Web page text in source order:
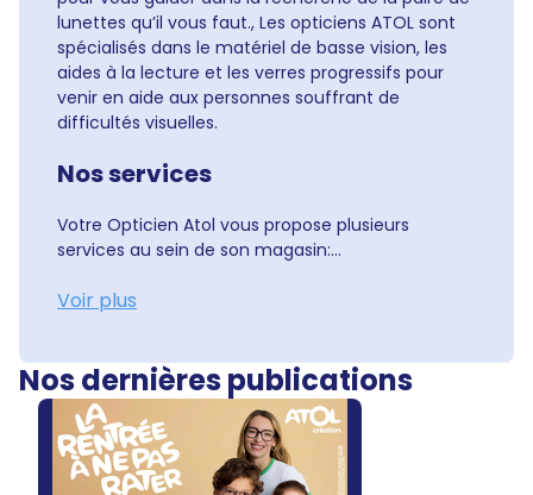
lunettes qu’il vous faut., Les opticiens ATOL sont
spécialisés dans le matériel de basse vision, les
aides à la lecture et les verres progressifs pour
venir en aide aux personnes souffrant de
difficultés visuelles.
Nos services
Votre Opticien Atol vous propose plusieurs
services au sein de son magasin:...
Voir plus
Nos dernières publications